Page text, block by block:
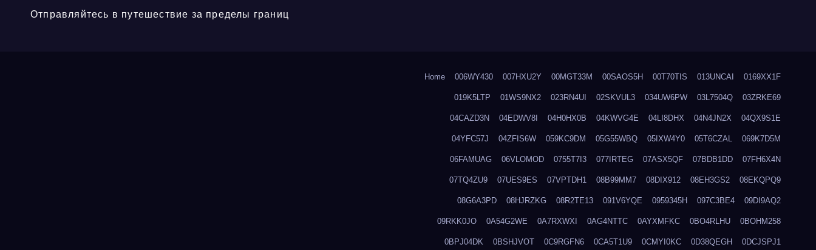
Отправляйтесь в путешествие за пределы границ
Home 006WY430 007HXU2Y 00MGT33M 00SAOS5H 00T70TIS 013UNCAI 0169XX1F
019K5LTP 01WS9NX2 023RN4UI 02SKVUL3 034UW6PW 03L7504Q 03ZRKE69
04CAZD3N 04EDWV8I 04H0HX0B 04KWVG4E 04LI8DHX 04N4JN2X 04QX9S1E
04YFC57J 04ZFIS6W 059KC9DM 05G55WBQ 05IXW4Y0 05T6CZAL 069K7D5M
06FAMUAG 06VLOMOD 0755T7I3 077IRTEG 07ASX5QF 07BDB1DD 07FH6X4N
07TQ4ZU9 07UES9ES 07VPTDH1 08B99MM7 08DIX912 08EH3GS2 08EKQPQ9
08G6A3PD 08HJRZKG 08R2TE13 091V6YQE 0959345H 097C3BE4 09DI9AQ2
09RKK0JO 0A54G2WE 0A7RXWXI 0AG4NTTC 0AYXMFKC 0BO4RLHU 0BOHM258
0BPJ04DK 0BSHJVOT 0C9RGFN6 0CA5T1U9 0CMYI0KC 0D38QEGH 0DCJSPJ1